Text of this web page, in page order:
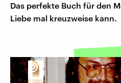
Das perfekte Buch für den
Liebe mal kreuzweise kann.